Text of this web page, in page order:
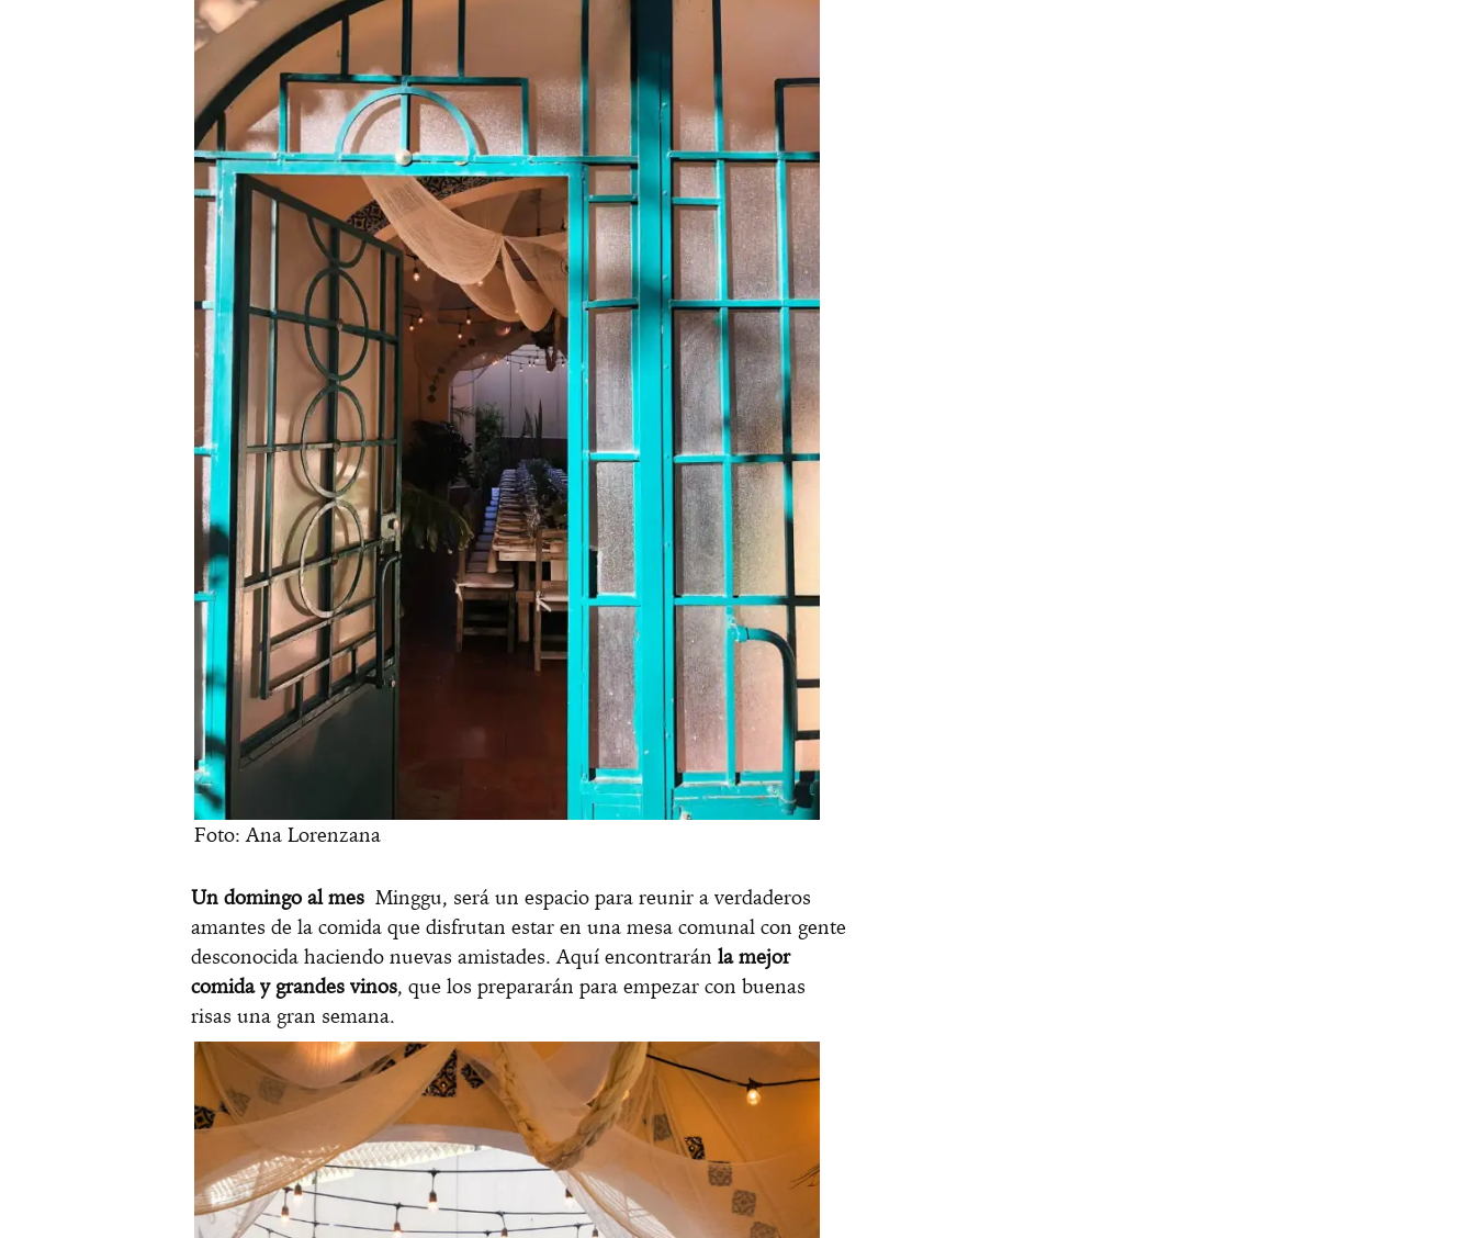
Foto: Ana Lorenzana
Un domingo al mes Minggu, será un espacio para reunir a verdaderos
amantes de la comida que disfrutan estar en una mesa comunal con gente
desconocida haciendo nuevas amistades. Aquí encontrarán la mejor
comida y grandes vinos, que los prepararán para empezar con buenas
risas una gran semana.